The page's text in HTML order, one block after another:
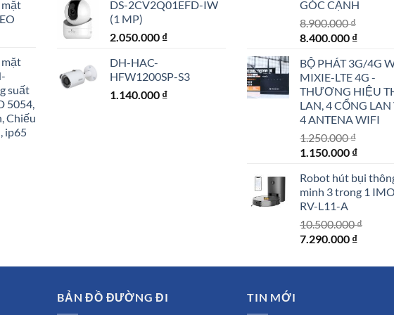
suất
5054,
Chiếu
ip65
DS-2CV2Q01EFD-IW
(1 MP)
2.050.000 ₫
DH-HAC-
HFW1200SP-S3
1.140.000 ₫
GÓC CẠNH
8.900.000₫
Giá
là:
8.900.000 ₫.
8.400.000 ₫Giá
tại
là:
BỘ PHÁT 3G/4G
MIXIE-LTE 4G -
THƯƠNG HIỆU
LAN, 4 CỔNG LAN
4 ANTENA WIFI
1.250.000₫
Giá
là:
1.250.000 ₫.
1.150.000 ₫Giá
tại
là:
Robot hút bụi
minh 3 trong 1
RV-L11-A
10.500.000₫
Giá
là:
7.290.000 ₫Giá
tại
BẢN ĐỒ ĐƯỜNG ĐI TIN MỚI